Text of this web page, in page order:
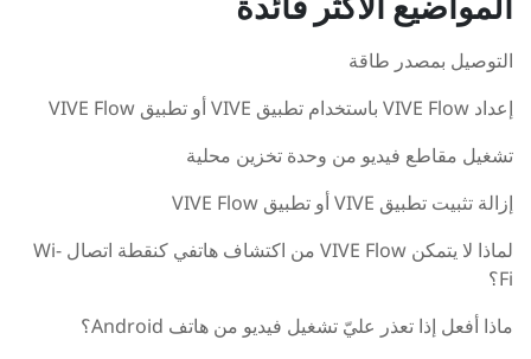
المواضيع الأكثر فائدة
التوصيل بمصدر طاقة
إعداد VIVE Flow باستخدام تطبيق VIVE أو تطبيق VIVE Flow
تشغيل مقاطع فيديو من وحدة تخزين محلية
إزالة تثبيت تطبيق VIVE أو تطبيق VIVE Flow
لماذا لا يتمكن VIVE Flow من اكتشاف هاتفي كنقطة اتصال Wi‍-
Fi؟
ماذا أفعل إذا تعذر عليّ تشغيل فيديو من هاتف Android؟